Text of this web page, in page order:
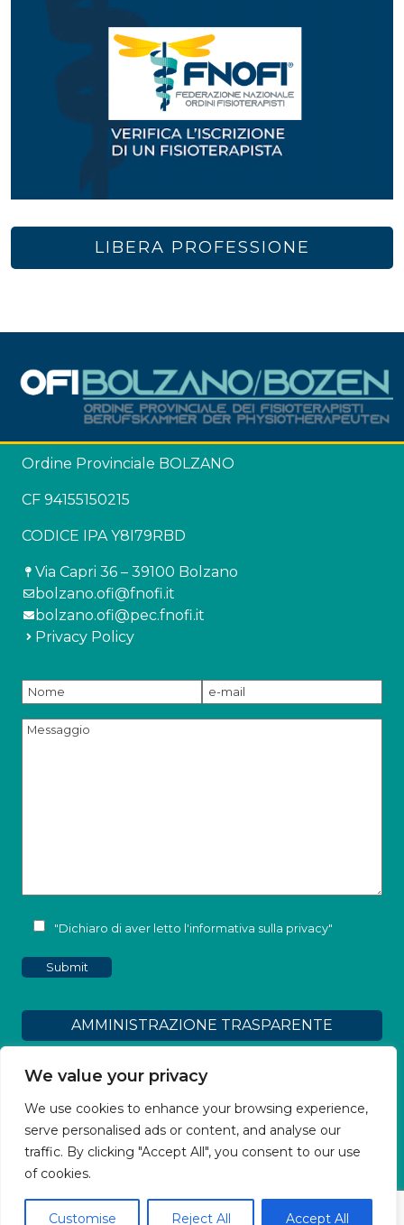
We value your privacy
We use cookies to enhance your browsing experience,
serve personalised ads or content, and analyse our
traffic. By clicking "Accept All", you consent to our use
of cookies.
Customise Reject All Accept All
LIBERA PROFESSIONE
Ordine Provinciale BOLZANO
CF 94155150215
CODICE IPA Y8I79RBD
Via Capri 36 – 39100 Bolzano
bolzano.ofi@fnofi.it
bolzano.ofi@pec.fnofi.it
Privacy Policy
"Dichiaro di aver letto l'informativa sulla privacy"
AMMINISTRAZIONE TRASPARENTE
Dichiarazione di accessibilità
Obiettivi Accessibilità
2026 - Tutti i diritti sono riservati, qualsiasi
autorizzazione scritta รจ vietata